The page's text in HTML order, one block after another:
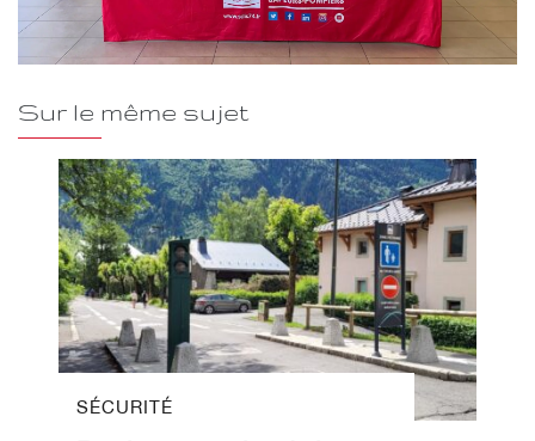
Sur le même sujet
SÉCURITÉ